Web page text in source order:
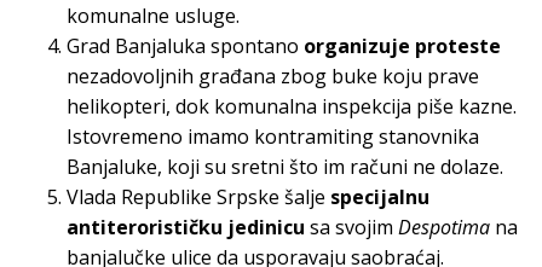
komunalne usluge.
Grad Banjaluka spontano organizuje proteste
nezadovoljnih građana zbog buke koju prave
helikopteri, dok komunalna inspekcija piše kazne.
Istovremeno imamo kontramiting stanovnika
Banjaluke, koji su sretni što im računi ne dolaze.
Vlada Republike Srpske šalje specijalnu
antiterorističku jedinicu sa svojim Despotima na
banjalučke ulice da usporavaju saobraćaj.